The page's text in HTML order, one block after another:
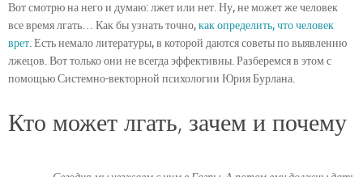
Вот смотрю на него и думаю: лжет или нет. Ну, не может же человек
все время лгать… Как бы узнать точно,как определить, что человек
врет. Есть немало литературы, в которой даются советы по выявлению
лжецов. Вот только они не всегда эффективны. Разберемся в этом с
помощью Системно-векторной психологии Юрия Бурлана.
Кто может лгать, зачем и почему